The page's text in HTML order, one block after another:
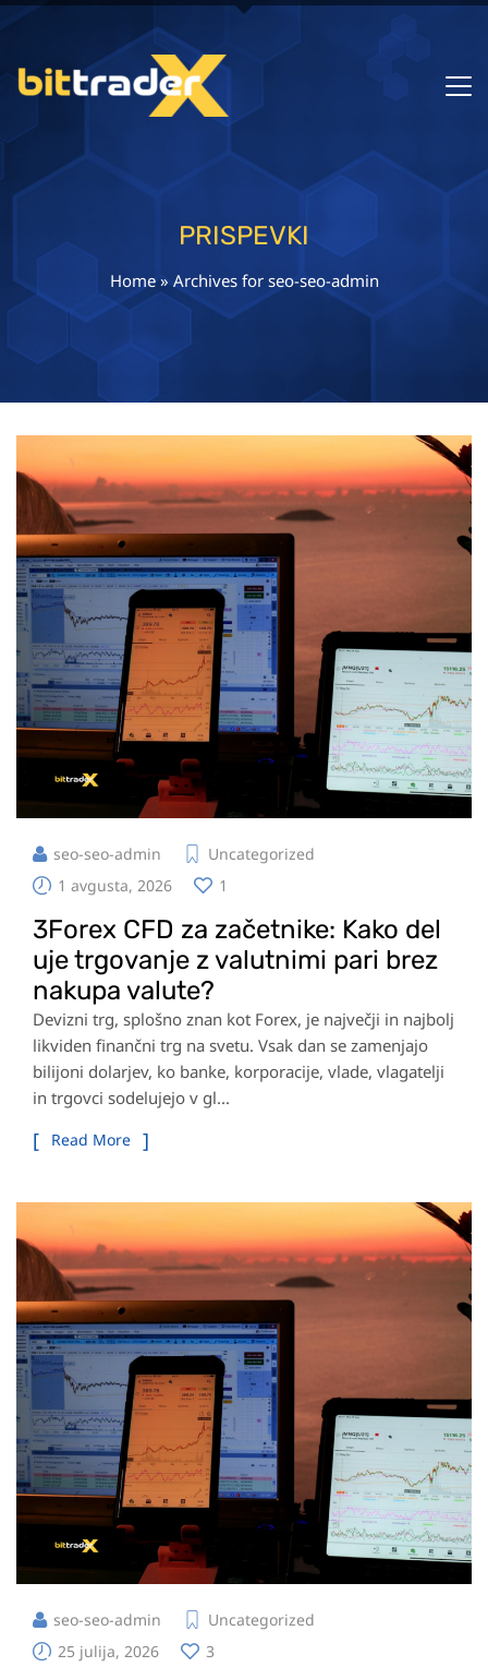
PRISPEVKI
Home»Archives for seo-seo-admin
seo-seo-admin
Uncategorized
1 avgusta, 2026
1
3Forex CFD za začetnike: Kako del
uje trgovanje z valutnimi pari brez
nakupa valute?
Devizni trg, splošno znan kot Forex, je največji in najbolj
likviden finančni trg na svetu. Vsak dan se zamenjajo
bilijoni dolarjev, ko banke, korporacije, vlade, vlagatelji
in trgovci sodelujejo v gl...
Read More
seo-seo-admin
Uncategorized
25 julija, 2026
3